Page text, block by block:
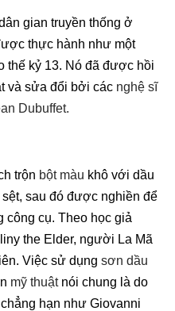
gian truyền thống ở
thực hành như một
kỷ 13. Nó đã được hồi
và sửa đổi bởi các nghệ sĩ
Dubuffet.
trộn bột màu khô với dầu
sau đó được nghiền để
công cụ. Theo học giả
the Elder, người La Mã
Việc sử dụng sơn dầu
mỹ thuật nói chung là do
hạn như Giovanni